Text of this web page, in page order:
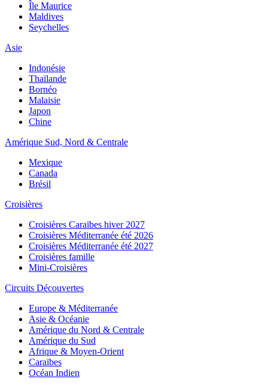
Île Maurice
Maldives
Seychelles
Asie
Indonésie
Thaïlande
Bornéo
Malaisie
Japon
Chine
Amérique Sud, Nord & Centrale
Mexique
Canada
Brésil
Croisières
Croisières Caraïbes hiver 2027
Croisières Méditerranée été 2026
Croisières Méditerranée été 2027
Croisières famille
Mini-Croisières
Circuits Découvertes
Europe & Méditerranée
Asie & Océanie
Amérique du Nord & Centrale
Amérique du Sud
Afrique & Moyen-Orient
Caraïbes
Océan Indien